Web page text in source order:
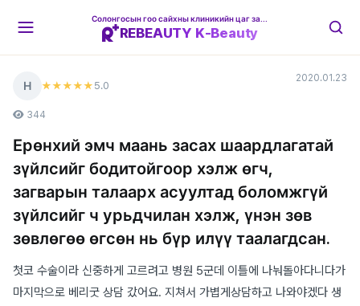
REBEAUTY K-Beauty
Н ★★★★★ 5.0
2020.01.23
344
Ерөнхий эмч маань засах шаардлагатай
зүйлсийг бодитойгоор хэлж өгч,
загварын талаарх асуултад боломжгүй
зүйлсийг ч урьдчилан хэлж, үнэн зөв
зөвлөгөө өгсөн нь бүр илүү таалагдсан.
첫코 수술이라 신중하게 고르려고 병원 5군데 이틀에 나눠돌아다니다가
마지막으로 베리굿 상담 갔어요. 지쳐서 가볍게상담하고 나와야겠다 생